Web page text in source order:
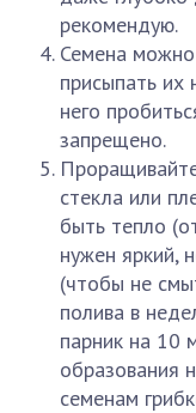
рекомендую.
Семена можно
присыпать их
него
запрещено.
стекла или
быть тепло
нужен яркий,
(чтобы не
полива в
парник на 10
образования
семенам